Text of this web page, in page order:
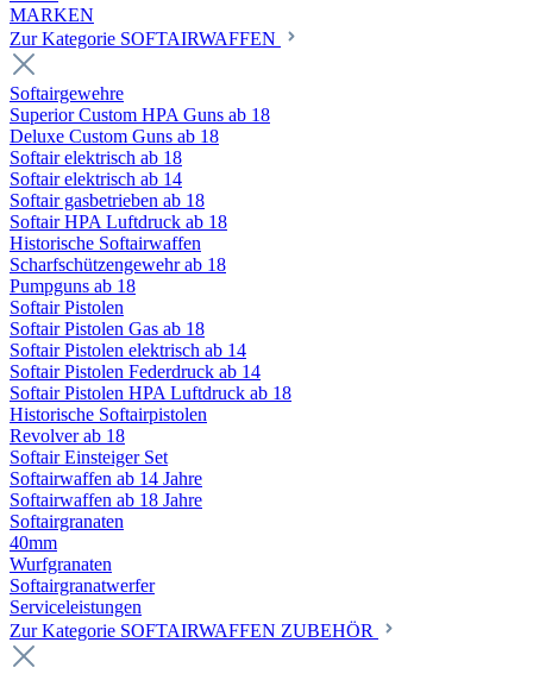
MARKEN
Zur Kategorie SOFTAIRWAFFEN
Softairgewehre
Superior Custom HPA Guns ab 18
Deluxe Custom Guns ab 18
Softair elektrisch ab 18
Softair elektrisch ab 14
Softair gasbetrieben ab 18
Softair HPA Luftdruck ab 18
Historische Softairwaffen
Scharfschützengewehr ab 18
Pumpguns ab 18
Softair Pistolen
Softair Pistolen Gas ab 18
Softair Pistolen elektrisch ab 14
Softair Pistolen Federdruck ab 14
Softair Pistolen HPA Luftdruck ab 18
Historische Softairpistolen
Revolver ab 18
Softair Einsteiger Set
Softairwaffen ab 14 Jahre
Softairwaffen ab 18 Jahre
Softairgranaten
40mm
Wurfgranaten
Softairgranatwerfer
Serviceleistungen
Zur Kategorie SOFTAIRWAFFEN ZUBEHÖR